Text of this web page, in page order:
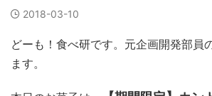
2018-03-10
どーも！食べ研です。元企画開発部員
ます。